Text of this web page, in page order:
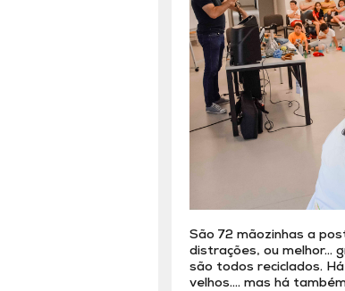
São 72 mãozinhas a
distrações, ou melhor…
são todos reciclados.
velhos…. mas há